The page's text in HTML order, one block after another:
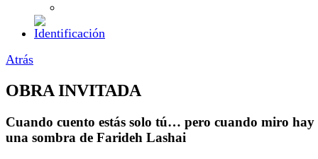
Atrás
OBRA INVITADA
Cuando cuento estás solo tú… pero cuando miro hay
una sombra de Farideh Lashai